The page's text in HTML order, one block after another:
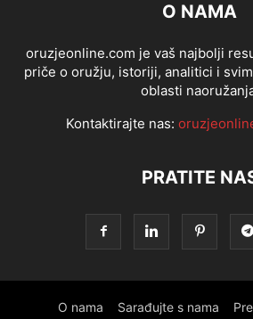
O NAMA
oruzjeonline.com je vaš najbolji
priče o oružju, istoriji, analitici i
oblasti
Kontaktirajte nas:
PRATITE
O nama Sarađujte s nama